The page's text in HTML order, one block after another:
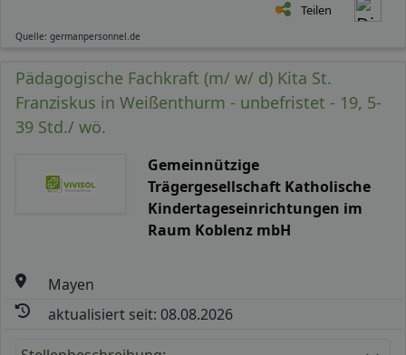
Teilen
Quelle: germanpersonnel.de
Pädagogische Fachkraft (m/ w/ d) Kita St.
Franziskus in Weißenthurm - unbefristet - 19, 5-
39 Std./ wö.
Gemeinnützige
Trägergesellschaft Katholische
Kindertageseinrichtungen im
Raum Koblenz mbH
Mayen
aktualisiert seit: 08.08.2026